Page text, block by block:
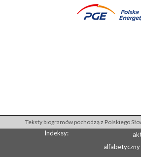
Teksty biogramów pochodzą z Polskiego
Indeksy:
alfabetyczny